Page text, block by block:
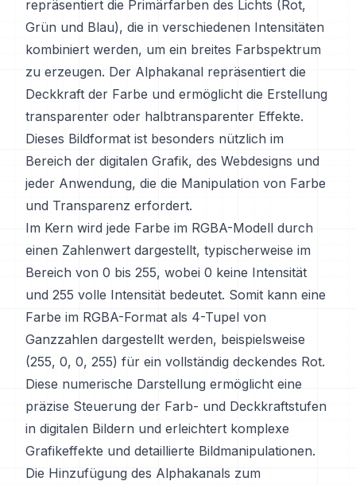
repräsentiert die Primärfarben des Lichts (Rot,
Grün und Blau), die in verschiedenen Intensitäten
kombiniert werden, um ein breites Farbspektrum
zu erzeugen. Der Alphakanal repräsentiert die
Deckkraft der Farbe und ermöglicht die Erstellung
transparenter oder halbtransparenter Effekte.
Dieses Bildformat ist besonders nützlich im
Bereich der digitalen Grafik, des Webdesigns und
jeder Anwendung, die die Manipulation von Farbe
und Transparenz erfordert.
Im Kern wird jede Farbe im RGBA-Modell durch
einen Zahlenwert dargestellt, typischerweise im
Bereich von 0 bis 255, wobei 0 keine Intensität
und 255 volle Intensität bedeutet. Somit kann eine
Farbe im RGBA-Format als 4-Tupel von
Ganzzahlen dargestellt werden, beispielsweise
(255, 0, 0, 255) für ein vollständig deckendes Rot.
Diese numerische Darstellung ermöglicht eine
präzise Steuerung der Farb- und Deckkraftstufen
in digitalen Bildern und erleichtert komplexe
Grafikeffekte und detaillierte Bildmanipulationen.
Die Hinzufügung des Alphakanals zum